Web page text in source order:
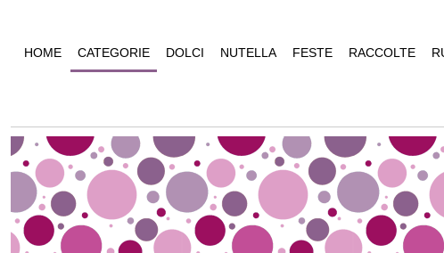
HOME CATEGORIE DOLCI NUTELLA FESTE RACCOLTE